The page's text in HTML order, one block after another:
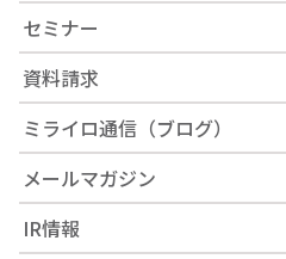
セミナー
資料請求
ミライロ通信（ブログ）
メールマガジン
IR情報